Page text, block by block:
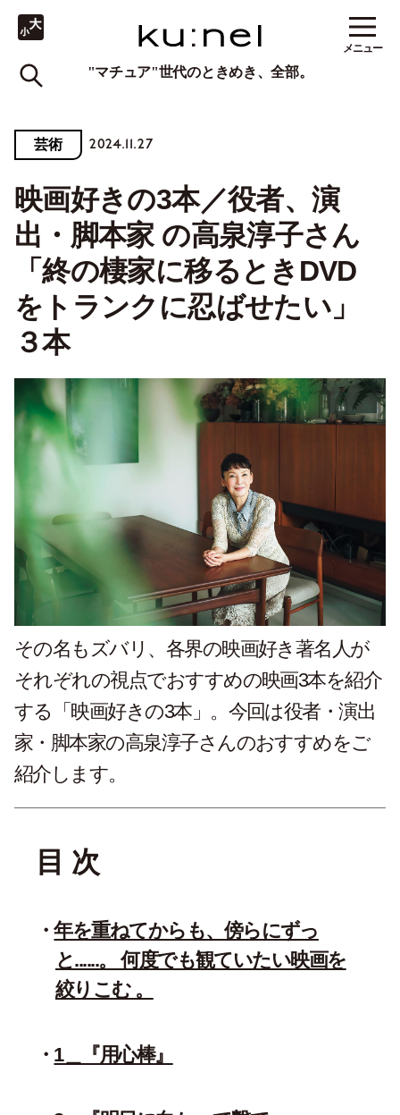
"マチュア"世代のときめき、全部。
メニュー
芸術 2024.11.27
映画好きの3本／役者、演
出・脚本家 の高泉淳子さん
「終の棲家に移るときDVD
をトランクに忍ばせたい」
３本
その名もズバリ、各界の映画好き著名人が
それぞれの視点でおすすめの映画3本を紹介
する「映画好きの3本」。今回は役者・演出
家・脚本家の高泉淳子さんのおすすめをご
紹介します。
目 次
年を重ねてからも、傍らにずっ
と......。 何度でも観ていたい映画を
絞りこむ 。
1＿『用心棒』